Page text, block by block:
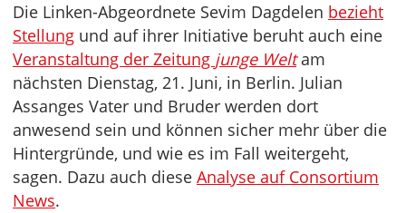
Die Linken-Abgeordnete Sevim Dagdelen bezieht
Stellung und auf ihrer Initiative beruht auch eine
Veranstaltung der Zeitung junge Weltam
nächsten Dienstag, 21. Juni, in Berlin. Julian
Assanges Vater und Bruder werden dort
anwesend sein und können sicher mehr über die
Hintergründe, und wie es im Fall weitergeht,
sagen. Dazu auch diese Analyse auf Consortium
News.